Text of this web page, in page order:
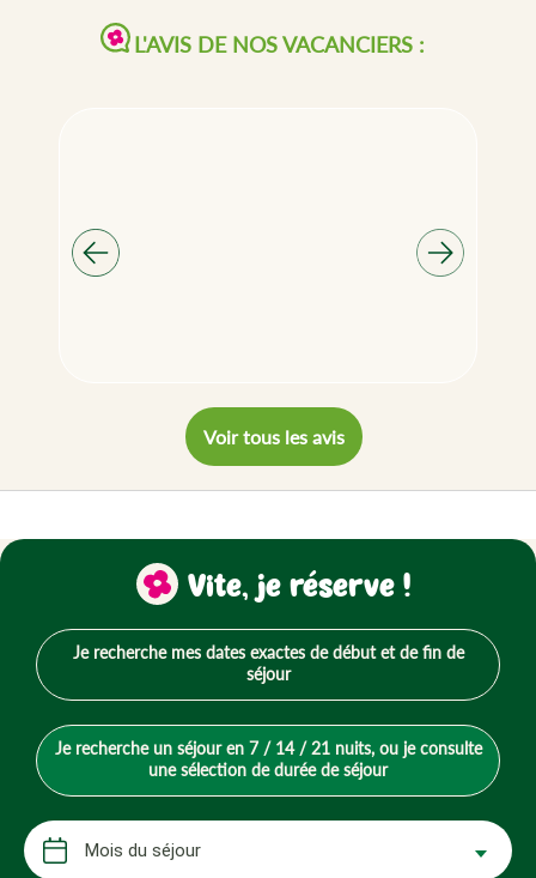
L'AVIS DE NOS VACANCIERS :
Voir tous les avis
Vite, je réserve !
Je recherche mes dates exactes de début et de fin de
séjour
Je recherche un séjour en 7 / 14 / 21 nuits, ou je consulte
une sélection de durée de séjour
Mois du séjour